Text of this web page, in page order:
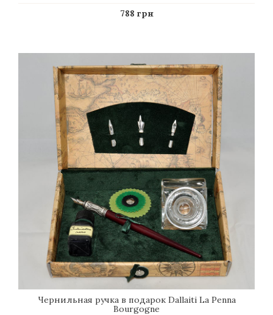
788 грн
Чернильная ручка в подарок Dallaiti La Penna
Bourgogne